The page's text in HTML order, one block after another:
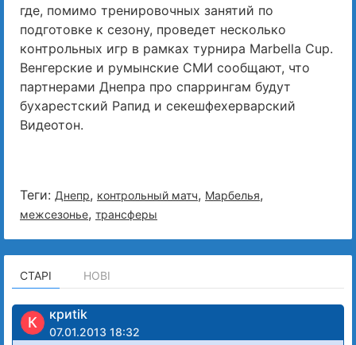
где, помимо тренировочных занятий по
подготовке к сезону, проведет несколько
контрольных игр в рамках турнира Marbella Cup.
Венгерские и румынские СМИ сообщают, что
партнерами Днепра про спаррингам будут
бухарестский Рапид и секешфехерварский
Видеотон.
Теги: Днепр, контрольный матч, Марбелья,
межсезонье, трансферы
СТАРІ НОВІ
К криtik
07.01.2013 18:32